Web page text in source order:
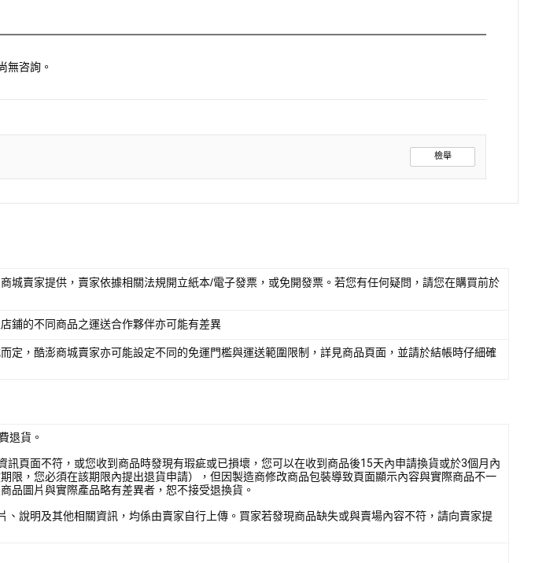
無咨詢。
檢舉
城賣家提供，賣家依據相關法規開立紙本/電子發票，或免開發票。若您有任何疑問，請您在購買前於
鋪的不同商品之運送合作夥伴亦可能有差異
定，酷澎商城賣家亦可能設定不同的免運門檻與運送範圍限制，詳見商品頁面，並請於結帳時仔細確
退貨。
訊頁面不符，或您收到商品時發現有瑕疵或已損壞，您可以在收到商品後15天內申請換貨或於3個月內
限，您必須在該期限內提出退貨申請），但因製造商修改商品包裝導致頁面顯示內容與實際商品不一
品圖片與實際產品略有差異者，恕不接受退換貨。
、說明及其他相關資訊，均係由賣家自行上傳。買家若發現商品缺失或與賣場內容不符，請向賣家提